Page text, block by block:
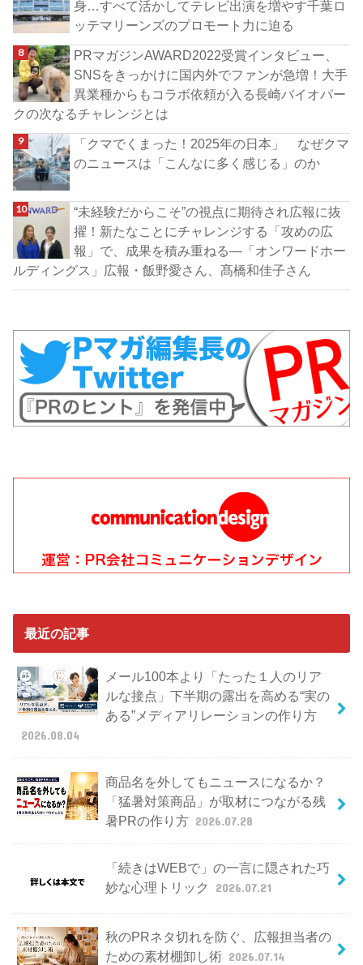
身…すべて活かしてテレビ出演を増やす千葉ロ
ッテマリーンズのプロモート力に迫る
PRマガジンAWARD2022受賞インタビュー、
SNSをきっかけに国内外でファンが急増！大手
異業種からもコラボ依頼が入る長崎バイオパー
クの次なるチャレンジとは
「クマでくまった！2025年の日本」 なぜクマ
のニュースは「こんなに多く感じる」のか
“未経験だからこそ”の視点に期待され広報に抜
擢！新たなことにチャレンジする「攻めの広
報」で、成果を積み重ねる―「オンワードホー
ルディングス」広報・飯野愛さん、髙橋和佳子さん
最近の記事
メール100本より「たった１人のリア
ルな接点」下半期の露出を高める“実の
ある”メディアリレーションの作り方
2026.08.04
商品名を外してもニュースになるか？
「猛暑対策商品」が取材につながる残
暑PRの作り方 2026.07.28
「続きはWEBで」の一言に隠された巧
妙な心理トリック
2026.07.21
秋のPRネタ切れを防ぐ、広報担当者の
ための素材棚卸し術 2026.07.14